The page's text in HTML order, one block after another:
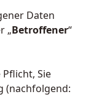
Daten
„Betroffener“
Sie
(nachfolgend: